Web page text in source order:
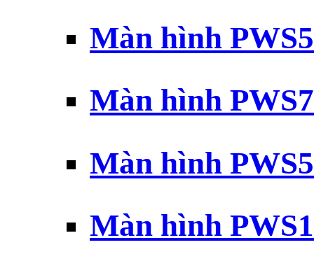
Màn hình
Màn hình
Màn hình
Màn hình